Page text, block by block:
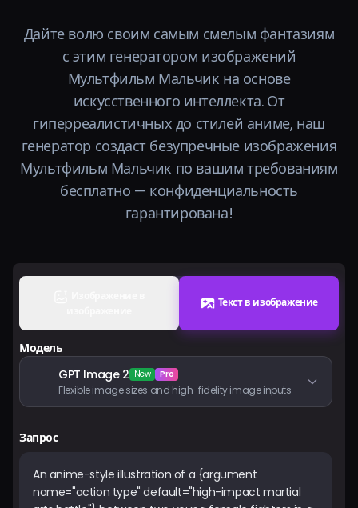
Войти
Дайте волю своим самым смелым фантазиям
с этим генератором изображений
Мультфильм Мальчик на основе
искусственного интеллекта. От
гиперреалистичных до стилей аниме, наш
генератор создаст безупречные изображения
Мультфильм Мальчик по вашим требованиям
бесплатно — конфиденциальность
гарантирована!
Текст в изображение
Модель
GPT Image 2 New Pro
Flexible image sizes and high-fidelity image inputs
Запрос